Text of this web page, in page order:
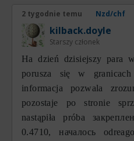
2 tygodnie temu Nzd/chf
kilback.doyle
Starszy członek
На dzień dzisiejszy para
porusza się w
informacja pozwala
pozostaje po stronie
nastąpiła próba
0.4710, началось